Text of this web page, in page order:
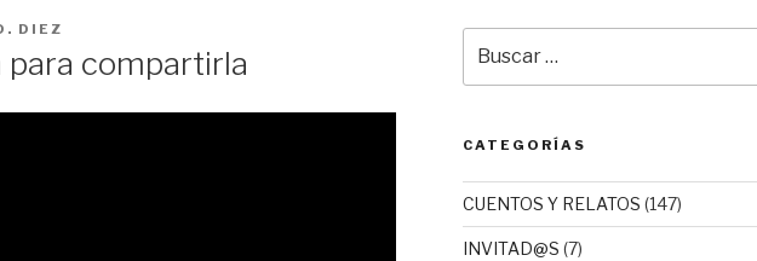
DIEZ
para compartirla
por:
CATEGORÍAS
CUENTOS Y RELATOS (147)
INVITAD@S (7)